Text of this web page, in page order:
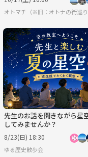
オトマチ（※旧：オトナの街巡
先生のお話を聞きながら星
してみませんか？
8/23(日) 18:30
ゆる歴史散歩会